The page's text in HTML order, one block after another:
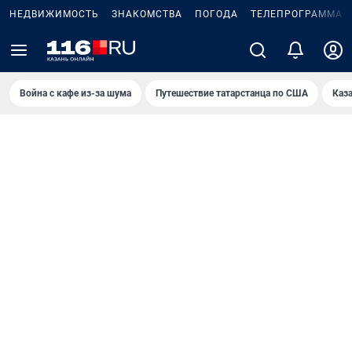
НЕДВИЖИМОСТЬ ЗНАКОМСТВА ПОГОДА ТЕЛЕПРОГРАММА
Война с кафе из-за шума Путешествие татарстанца по США